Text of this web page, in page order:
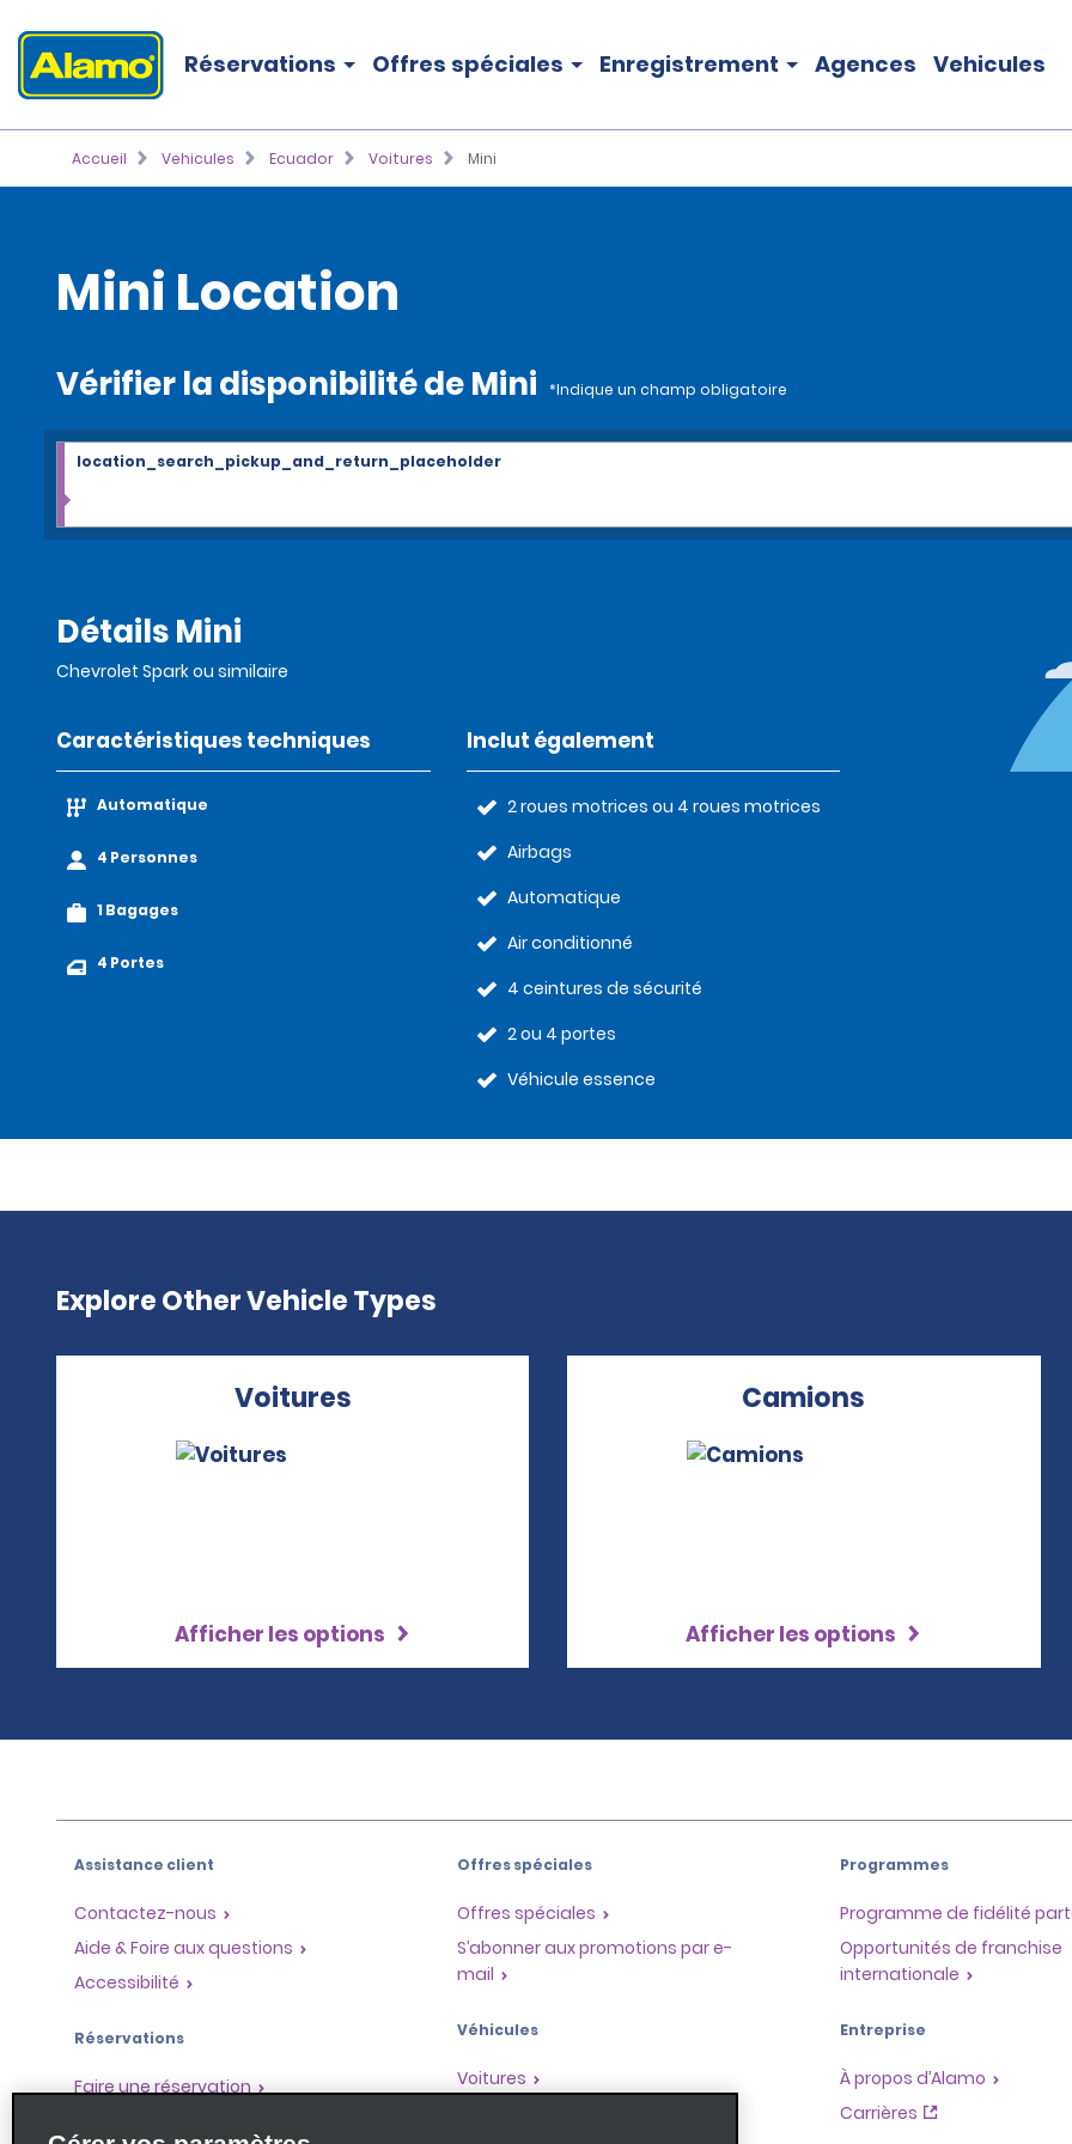
Réservations Offres spéciales Enregistrement Agences Vehicules
Accueil Vehicules Ecuador Voitures Mini
Mini Location
Vérifier la disponibilité de Mini *Indique un champ obligatoire
location_search_pickup_and_return_placeholder
Détails Mini
Chevrolet Spark ou similaire
Caractéristiques techniques
Automatique
4 Personnes
1 Bagages
4 Portes
Inclut également
2 roues motrices ou 4 roues motrices
Airbags
Automatique
Air conditionné
4 ceintures de sécurité
2 ou 4 portes
Véhicule essence
Explore Other Vehicle Types
Voitures
Afficher les options
Camions
Afficher les options
Assistance client
Contactez-nous
Aide & Foire aux questions
Accessibilité
Réservations
Faire une réservation
Offres spéciales
Offres spéciales
S’abonner aux promotions par e-
mail
Véhicules
Voitures
Programmes
Programme de fidélité
Opportunités de franchise
internationale
Entreprise
À propos d’Alamo
Carrières